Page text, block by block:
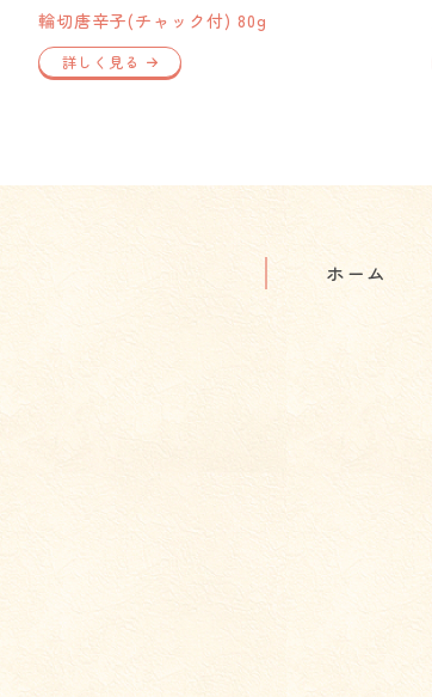
輪切唐辛子(チャック付) 80g
詳しく見る
ホーム